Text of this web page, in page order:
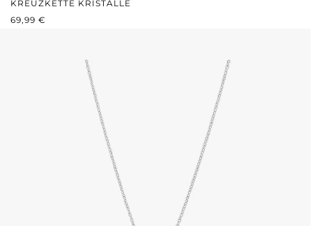
KREUZKETTE KRISTALLE
REGULÄRER PREIS:
69,99 €